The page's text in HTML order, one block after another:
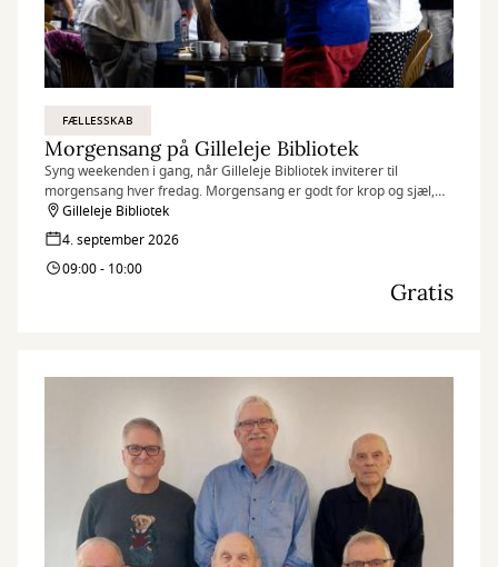
FÆLLESSKAB
Morgensang på Gilleleje Bibliotek
Syng weekenden i gang, når Gilleleje Bibliotek inviterer til
morgensang hver fredag. Morgensang er godt for krop og sjæl,
humøret løftes, og fællesskabet styrkes.
Gilleleje Bibliotek
4. september 2026
09:00 - 10:00
Gratis